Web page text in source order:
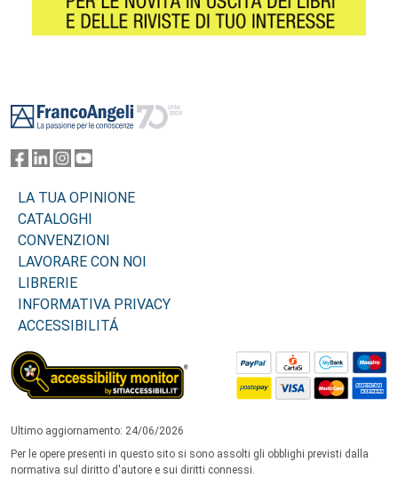
LA TUA OPINIONE
CATALOGHI
CONVENZIONI
LAVORARE CON NOI
LIBRERIE
INFORMATIVA PRIVACY
ACCESSIBILITÁ
Ultimo aggiornamento: 24/06/2026
Per le opere presenti in questo sito si sono assolti gli obblighi previsti dalla
normativa sul diritto d'autore e sui diritti connessi.